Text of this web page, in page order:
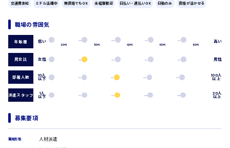
製造・軽作業・物流系
製造オペレーター
検品・包装・箱詰め
ピッキング・仕分け
軽作業
介護・医療系
医師
看護助手
オフィスワーク系
広島市中区
広島市南区
時給1200円～
時給1300円～
交通費支給 ミドル活躍中 無資格でもOK 未経験歓迎 日払い・週払いOK 日勤のみ 資格が活かせる
職場の雰囲気
年齢層 低い
20代 30代 40代 50代 60代
高い
男女比 女性 男性
部署人数 10人
以下
100人
以上
派遣スタッフ 1人
以下
20人
以上
募集要項
雇用形態 人材派遣